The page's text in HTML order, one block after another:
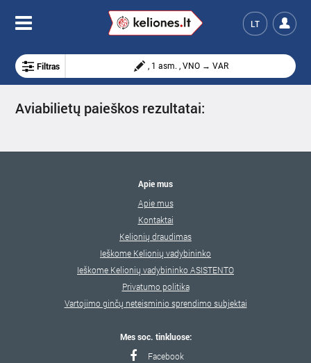
LT
Filtras , 1 asm. , VNO → VAR
Aviabilietų paieškos rezultatai:
Apie mus
Apie mus
Kontaktai
Kelionių draudimas
Ieškome Kelionių vadybininko
Ieškome Kelionių vadybininko ASISTENTO
Privatumo politika
Vartojimo ginčų neteisminio sprendimo subjektai
Mes soc. tinkluose:
Facebook